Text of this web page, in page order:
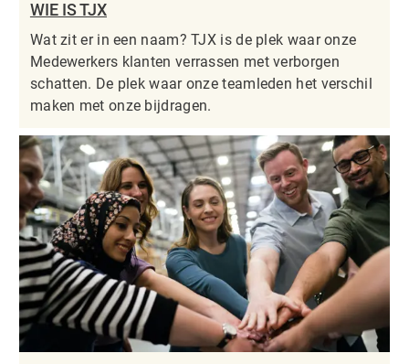
WIE IS TJX
Wat zit er in een naam? TJX is de plek waar onze
Medewerkers klanten verrassen met verborgen
schatten. De plek waar onze teamleden het verschil
maken met onze bijdragen.